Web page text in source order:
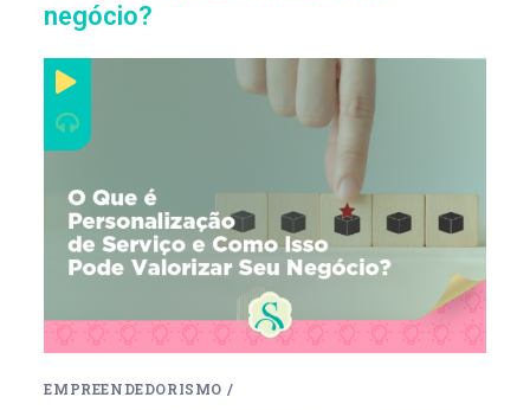
negócio?
EMPREENDEDORISMO /